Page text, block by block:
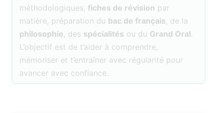
méthodologiques, fiches de révision par
matière, préparation du bac de français, de la
philosophie, des spécialités ou du Grand Oral.
L’objectif est de t’aider à comprendre,
mémoriser et t’entraîner avec régularité pour
avancer avec confiance.